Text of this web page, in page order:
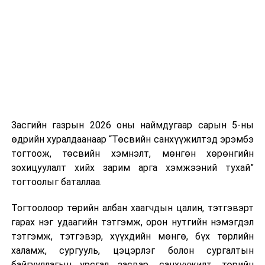
Шинэ хууль Францын зах зээлд үйлчилдэг гадаадын
дуудлагын төвүүдэд нөлөөлөхөөр байна. Тухайлбал,
Мароккогийн дуудлагын төвүүдийн орлогын 80 гаруй
хувь Францын зах зээлээс бүрддэг бөгөөд тус улсын
40–50 мянган ажлын байр эрсдэлд орж болзошгүйг
Засгийн газрын 2026 оны наймдугаар сарын 5-ны
өдрийн хуралдаанаар “Төсвийн санхүүжилтэд эрэмбэ
тогтоож, төсвийн хэмнэлт, мөнгөн хөрөнгийн
зохицуулалт хийх зарим арга хэмжээний тухай”
тогтоолыг баталлаа.
Тогтоолоор төрийн албан хаагчдын цалин, тэтгэвэрт
гарах нэг удаагийн тэтгэмж, орон нутгийн нэмэгдэл
тэтгэмж, тэтгэвэр, хүүхдийн мөнгө, бүх төрлийн
халамж, сургууль, цэцэрлэг болон сургалтын